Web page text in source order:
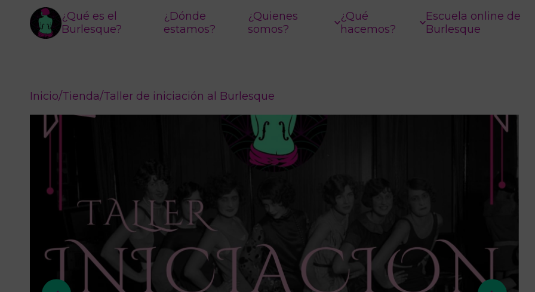
¿Qué es el
Burlesque?
¿Dónde
estamos?
¿Quienes
somos?
¿Qué
hacemos?
Escuela online de
Burlesque
Inicio/Tienda/Taller de iniciación al Burlesque